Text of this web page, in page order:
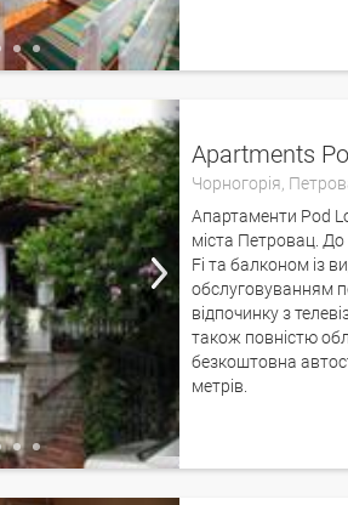
Apartments
Чорногорія,
Апартаменти Pod
міста Петровац.
Fi та балконом із
обслуговуванням
відпочинку з
також повністю
безкоштовна
метрів.